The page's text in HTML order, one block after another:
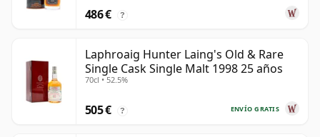
486 € ?
Laphroaig Hunter Laing's Old & Rare
Single Cask Single Malt 1998 25 años
70cl • 52.5%
ENVÍO GRATIS
505 € ?